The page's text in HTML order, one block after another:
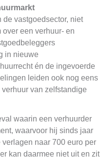
vastgoedsector, niet
een verhuur- en
in nieuwe
én de ingevoerde
leiden ook nog eens
van zelfstandige
waarin een verhuurder
waarvoor hij sinds jaar
naar 700 euro per
kan daarmee niet uit en zit